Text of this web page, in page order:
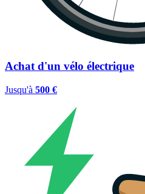
Achat d'un vélo électrique
Jusqu'à 500 €